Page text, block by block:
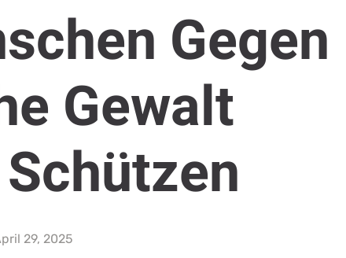
Gegen
Gewalt
29, 2025